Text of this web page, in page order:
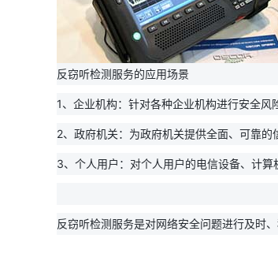
反窃听检测服务的应用场景
1、企业机构：针对各种企业机构进行安全风
2、政府机关：为政府机关提供全面、可靠的
3、个人用户：对个人用户的电信设备、计算
反窃听检测服务是对网络安全问题进行及时